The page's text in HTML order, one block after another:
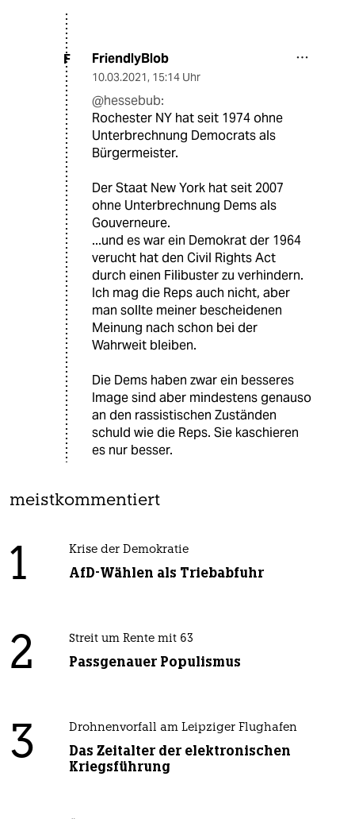
F FriendlyBlob
10.03.2021, 15:14 Uhr
@hessebub:
Rochester NY hat seit 1974 ohne
Unterbrechnung Democrats als
Bürgermeister.
Der Staat New York hat seit 2007
ohne Unterbrechnung Dems als
Gouverneure.
...und es war ein Demokrat der 1964
verucht hat den Civil Rights Act
durch einen Filibuster zu verhindern.
Ich mag die Reps auch nicht, aber
man sollte meiner bescheidenen
Meinung nach schon bei der
Wahrweit bleiben.
Die Dems haben zwar ein besseres
Image sind aber mindestens genauso
an den rassistischen Zuständen
schuld wie die Reps. Sie kaschieren
es nur besser.
meistkommentiert
1 Krise der Demokratie
AfD-Wählen als Triebabfuhr
2 Streit um Rente mit 63
Passgenauer Populismus
3 Drohnenvorfall am Leipziger Flughafen
Das Zeitalter der elektronischen
Kriegsführung